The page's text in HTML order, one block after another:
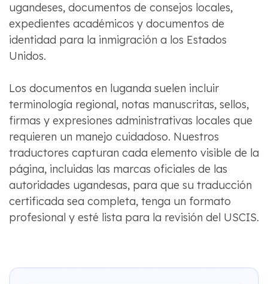
ugandeses, documentos de consejos locales,
expedientes académicos y documentos de
identidad para la inmigración a los Estados
Unidos.
Los documentos en luganda suelen incluir
terminología regional, notas manuscritas, sellos,
firmas y expresiones administrativas locales que
requieren un manejo cuidadoso. Nuestros
traductores capturan cada elemento visible de la
página, incluidas las marcas oficiales de las
autoridades ugandesas, para que su traducción
certificada sea completa, tenga un formato
profesional y esté lista para la revisión del USCIS.